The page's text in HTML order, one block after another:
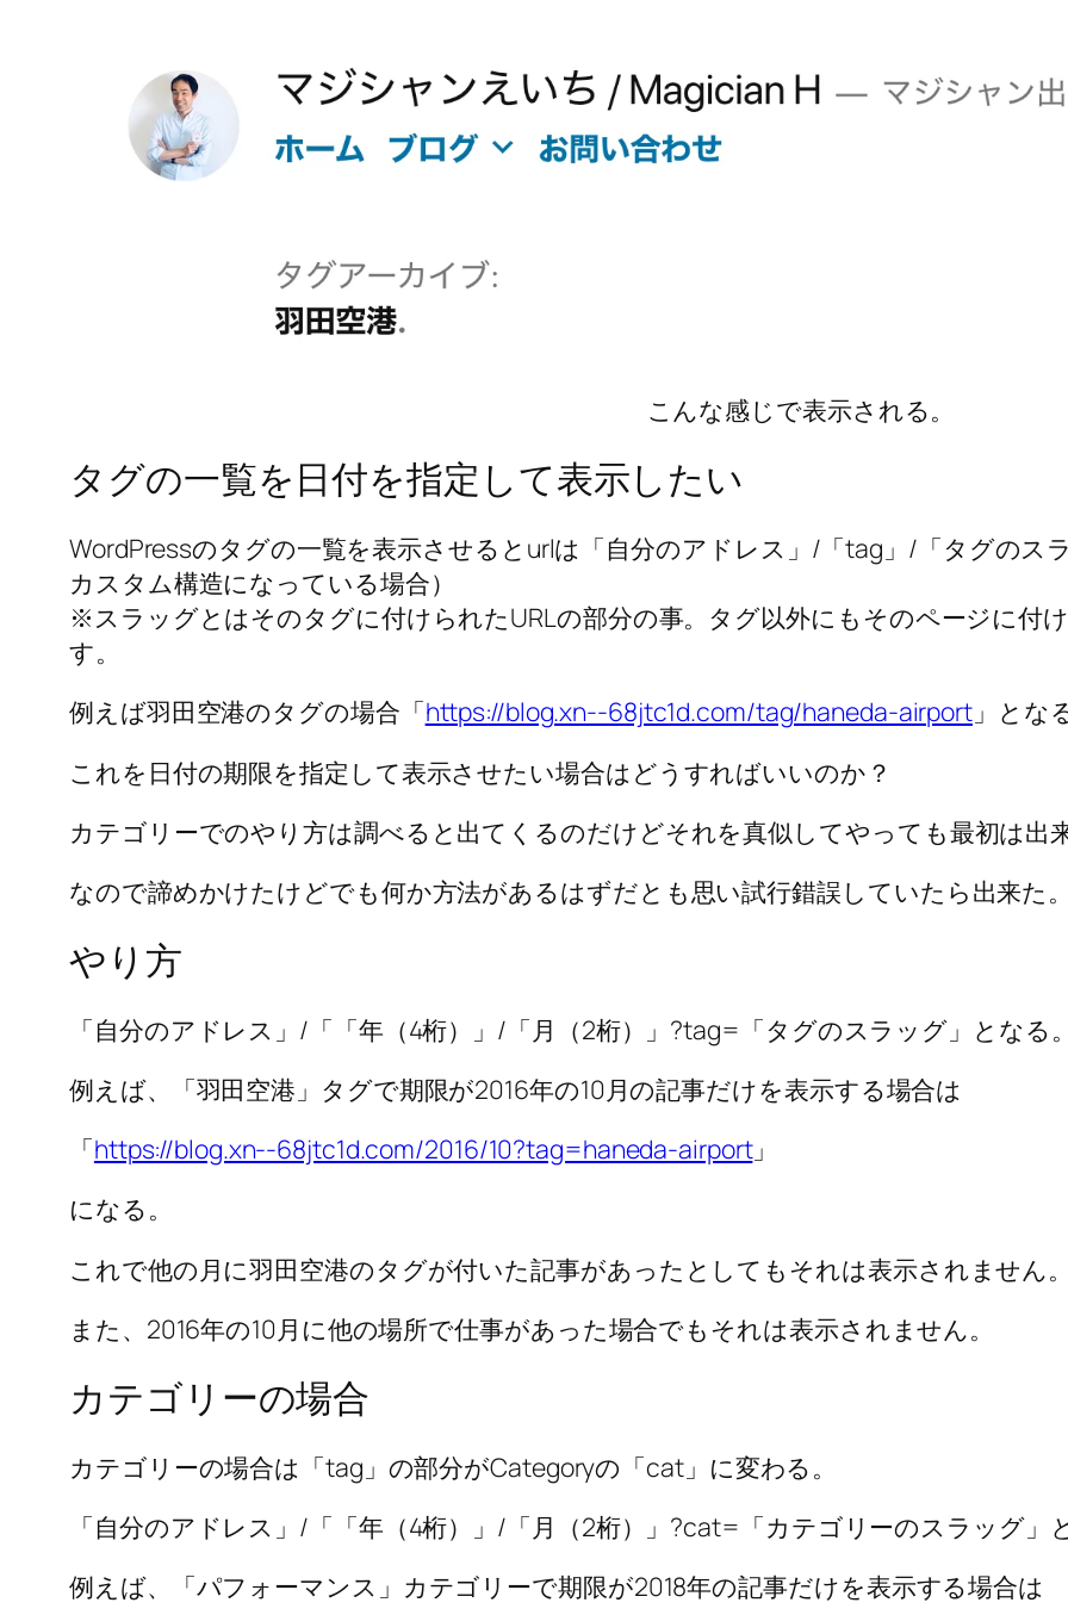
こんな感じで表示される。
タグの一覧を日付を指定して表示したい
WordPressのタグの一覧を表示させるとurlは「自分のアドレス」/「tag」/「タグのス
カスタム構造になっている場合）
※スラッグとはそのタグに付けられたURLの部分の事。タグ以外にもそのページに付
す。
例えば羽田空港のタグの場合「https://blog.xn--68jtc1d.com/tag/haneda-airport」とな
これを日付の期限を指定して表示させたい場合はどうすればいいのか？
カテゴリーでのやり方は調べると出てくるのだけどそれを真似してやっても最初は出来
なので諦めかけたけどでも何か方法があるはずだとも思い試行錯誤していたら出来た。
やり方
「自分のアドレス」/「「年（4桁）」/「月（2桁）」?tag=「タグのスラッグ」となる。
例えば、「羽田空港」タグで期限が2016年の10月の記事だけを表示する場合は
「https://blog.xn--68jtc1d.com/2016/10?tag=haneda-airport」
になる。
これで他の月に羽田空港のタグが付いた記事があったとしてもそれは表示されません。
また、2016年の10月に他の場所で仕事があった場合でもそれは表示されません。
カテゴリーの場合
カテゴリーの場合は「tag」の部分がCategoryの「cat」に変わる。
「自分のアドレス」/「「年（4桁）」/「月（2桁）」?cat=「カテゴリーのスラッグ」
例えば、「パフォーマンス」カテゴリーで期限が2018年の記事だけを表示する場合は